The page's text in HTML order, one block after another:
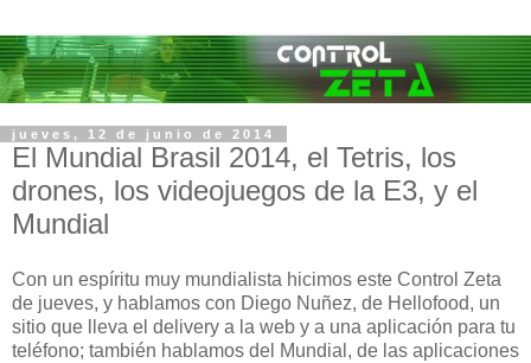
jueves, 12 de junio de 2014
El Mundial Brasil 2014, el Tetris, los
drones, los videojuegos de la E3, y el
Mundial
Con un espíritu muy mundialista hicimos este Control Zeta
de jueves, y hablamos con Diego Nuñez, de Hellofood, un
sitio que lleva el delivery a la web y a una aplicación para tu
teléfono; también hablamos del Mundial, de las aplicaciones